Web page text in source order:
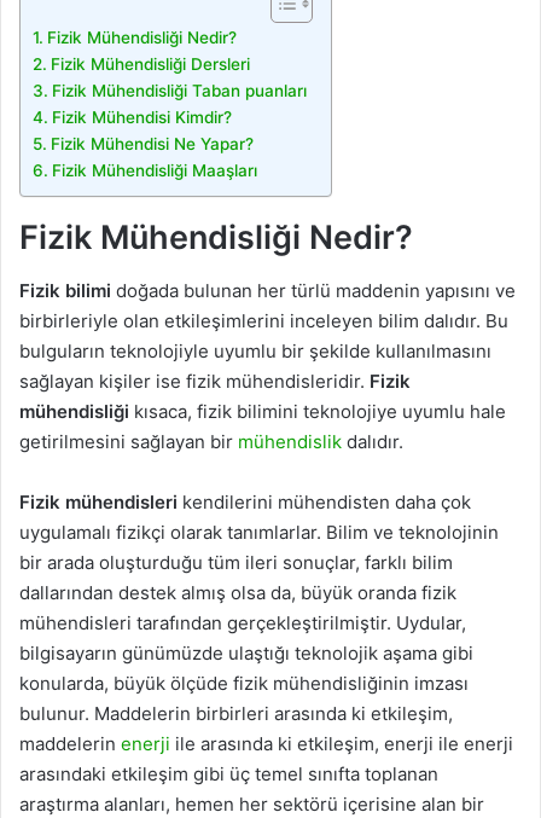
Fizik Mühendisliği Nedir?
Fizik Mühendisliği Dersleri
Fizik Mühendisliği Taban puanları
Fizik Mühendisi Kimdir?
Fizik Mühendisi Ne Yapar?
Fizik Mühendisliği Maaşları
Fizik Mühendisliği Nedir?
Fizik bilimi doğada bulunan her türlü maddenin yapısını ve
birbirleriyle olan etkileşimlerini inceleyen bilim dalıdır. Bu
bulguların teknolojiyle uyumlu bir şekilde kullanılmasını
sağlayan kişiler ise fizik mühendisleridir. Fizik
mühendisliği kısaca, fizik bilimini teknolojiye uyumlu hale
getirilmesini sağlayan bir mühendislik dalıdır.
Fizik mühendisleri kendilerini mühendisten daha çok
uygulamalı fizikçi olarak tanımlarlar. Bilim ve teknolojinin
bir arada oluşturduğu tüm ileri sonuçlar, farklı bilim
dallarından destek almış olsa da, büyük oranda fizik
mühendisleri tarafından gerçekleştirilmiştir. Uydular,
bilgisayarın günümüzde ulaştığı teknolojik aşama gibi
konularda, büyük ölçüde fizik mühendisliğinin imzası
bulunur. Maddelerin birbirleri arasında ki etkileşim,
maddelerin enerji ile arasında ki etkileşim, enerji ile enerji
arasındaki etkileşim gibi üç temel sınıfta toplanan
araştırma alanları, hemen her sektörü içerisine alan bir